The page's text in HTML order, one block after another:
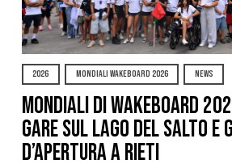
2026 MONDIALI WAKEBOARD 2026 NEWS
Mondiali di Wakeboard
gare sul Lago del Salto e
d’apertura a Rieti